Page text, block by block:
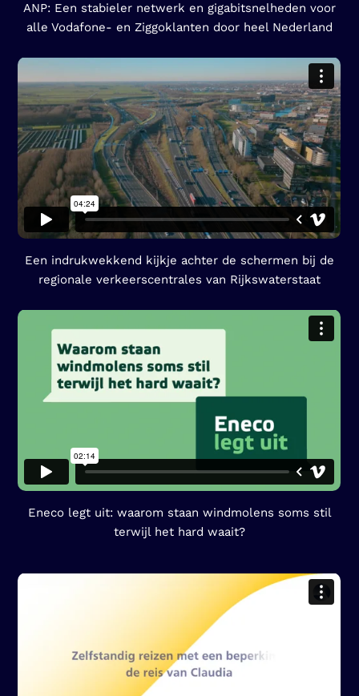
ANP: Een stabieler netwerk en gigabitsnelheden voor
alle Vodafone- en Ziggoklanten door heel Nederland
Een indrukwekkend kijkje achter de schermen bij de
regionale verkeerscentrales van Rijkswaterstaat
Eneco legt uit: waarom staan windmolens soms stil
terwijl het hard waait?